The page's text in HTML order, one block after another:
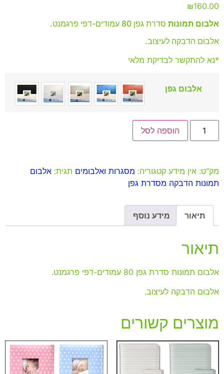
₪160.00
אלבום תמונותסדרת גפן 80 עמודים-דפי פרגמנט.
אלבום הדבקה לעיצוב.
*נא להתקשר לבדיקת מלאי
אלבום גפן
הוספה לסל
מק"ט: אין מידע קטגוריה: מסגרות ואלבומים תגית: אלבום
תמונות הדבקה מסדרת גפן
תיאור מידע נוסף
תיאור
אלבום תמונות סדרת גפן 80 עמודים-דפי פרגמנט.
אלבום הדבקה לעיצוב.
מוצרים קשורים